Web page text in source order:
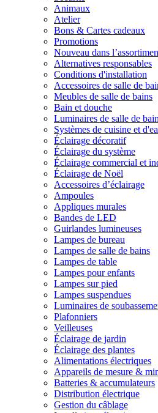
Animaux
Atelier
Bons & Cartes cadeaux
Promotions
Nouveau dans
Alternatives responsables
Conditions d'installation
Accessoires de salle de
Meubles de salle de bains
Bain et douche
Luminaires de salle de
Systèmes de cuisine et
Éclairage décoratif
Éclairage du système
Éclairage commercial et
Éclairage de Noël
Accessoires d’éclairage
Ampoules
Appliques murales
Bandes de LED
Guirlandes lumineuses
Lampes de bureau
Lampes de salle de bains
Lampes de table
Lampes pour enfants
Lampes sur pied
Lampes suspendues
Luminaires de
Plafonniers
Veilleuses
Éclairage de jardin
Éclairage des plantes
Alimentations électriques
Appareils de mesure &
Batteries & accumulateurs
Distribution électrique
Gestion du câblage